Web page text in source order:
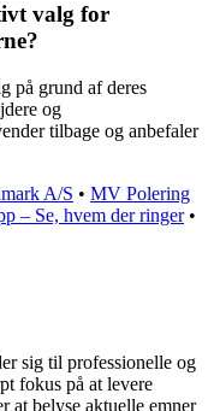
valg for
på grund af deres
og
tilbage og anbefaler
A/S • MV Polering
– Se, hvem der ringer•
sig til professionelle og
fokus på at levere
at belyse aktuelle emner